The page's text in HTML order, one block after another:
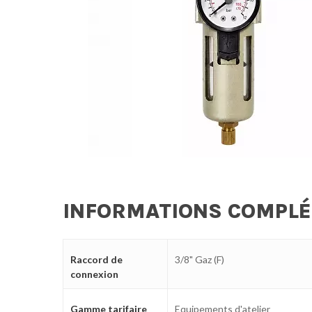
INFORMATIONS
Raccord de
connexion
3/8" Gaz (F)
Gamme tarifaire Equipements d'atelier